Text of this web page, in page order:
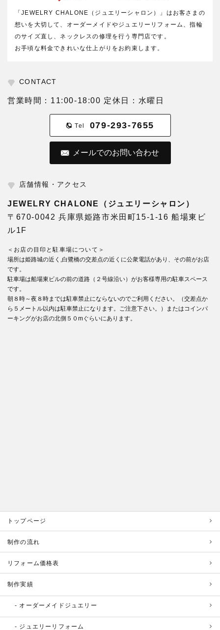
「JEWELRY CHALONE（ジュエリーシャロン）」はお客さまの
想いを大切して、オーダーメイドやジュエリーリフォーム、指輪
のサイズ直し、ネックレスの修理を行う専門店です。
お手頃な料金できれいな仕上がりをお約束します。
CONTACT
営業時間：11:00-18:00 定休日：水曜日
Tel 079-293-7655
メールでのお問い合わせ
店舗情報・アクセス
JEWELRY CHALONE（ジュエリーシャロン）
〒670-0042 兵庫県姫路市米田町15-1-16 船場東ビ
ル1F
＜お店の目印と駐車場について＞
場所は姫路城の近く,白鷺橋の交差点の近くに公衆電話があり、その前がお店
です。
駐車場は船場東ビルの前の道路（２号線沿い）がお客様専用の駐車スペース
です。
朝８時～夜８時までは駐車禁止にならないのでご利用ください。（交差点か
ら５メートル以内は駐車禁止になります。ご注意下さい。）またはコインパ
ーキングがお店の北側５０mぐらいにあります。
トップページ
制作の流れ
リフォーム価格表
制作実績
オーダーメイドジュエリー
ジュエリーリフォーム